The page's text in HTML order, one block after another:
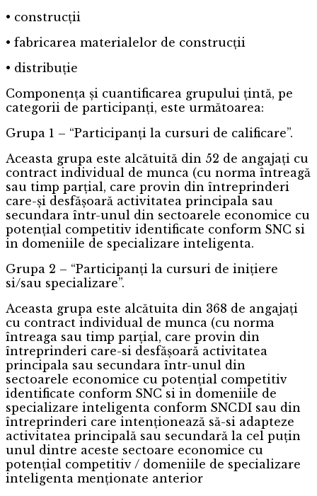
• construcții
• fabricarea materialelor de construcții
• distribuție
Componența și cuantificarea grupului țintă, pe
categorii de participanți, este următoarea:
Grupa 1 – “Participanți la cursuri de calificare”.
Aceasta grupa este alcătuită din 52 de angajați cu
contract individual de munca (cu norma întreagă
sau timp parțial, care provin din întreprinderi
care-și desfășoară activitatea principala sau
secundara într-unul din sectoarele economice cu
potențial competitiv identificate conform SNC si
in domeniile de specializare inteligenta.
Grupa 2 – “Participanți la cursuri de inițiere
si/sau specializare”.
Aceasta grupa este alcătuita din 368 de angajați
cu contract individual de munca (cu norma
întreaga sau timp parțial, care provin din
întreprinderi care-si desfășoară activitatea
principala sau secundara într-unul din
sectoarele economice cu potențial competitiv
identificate conform SNC si in domeniile de
specializare inteligenta conform SNCDI sau din
întreprinderi care intenționează să-si adapteze
activitatea principală sau secundară la cel puțin
unul dintre aceste sectoare economice cu
potențial competitiv / domeniile de specializare
inteligenta menționate anterior